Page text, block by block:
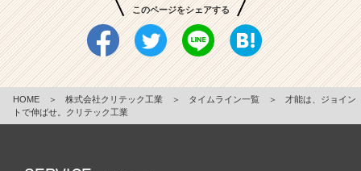
このページをシェアする
HOME ＞ 株式会社クリテック工業 ＞ タイムライン一覧 ＞
才能は、ジョイン
トで伸ばせ。クリテック工業